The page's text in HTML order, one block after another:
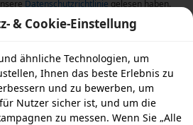
Datenschutzrichtlinie gelesen haben.
& Cookie-Einstellung
ähnliche Technologien, um
Ihnen das beste Erlebnis zu
und zu bewerben, um
Nutzer sicher ist, und um die
zu messen. Wenn Sie „Alle